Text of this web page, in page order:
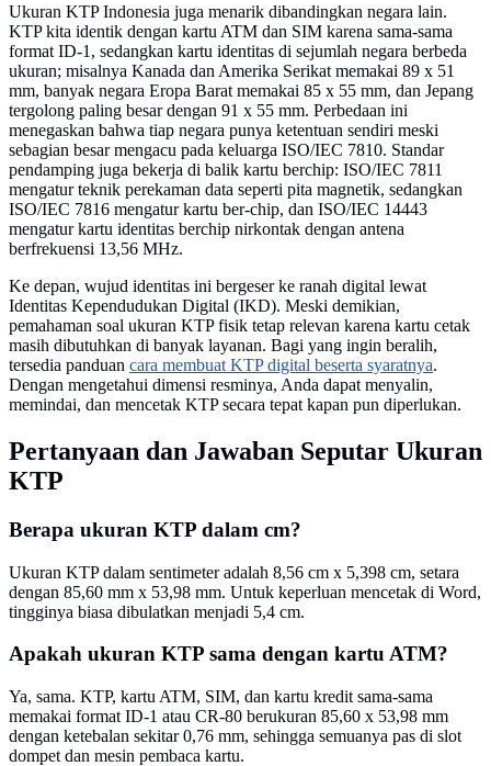
Ukuran KTP Indonesia juga menarik dibandingkan negara lain.
KTP kita identik dengan kartu ATM dan SIM karena sama-sama
format ID-1, sedangkan kartu identitas di sejumlah negara berbeda
ukuran; misalnya Kanada dan Amerika Serikat memakai 89 x 51
mm, banyak negara Eropa Barat memakai 85 x 55 mm, dan Jepang
tergolong paling besar dengan 91 x 55 mm. Perbedaan ini
menegaskan bahwa tiap negara punya ketentuan sendiri meski
sebagian besar mengacu pada keluarga ISO/IEC 7810. Standar
pendamping juga bekerja di balik kartu berchip: ISO/IEC 7811
mengatur teknik perekaman data seperti pita magnetik, sedangkan
ISO/IEC 7816 mengatur kartu ber-chip, dan ISO/IEC 14443
mengatur kartu identitas berchip nirkontak dengan antena
berfrekuensi 13,56 MHz.
Ke depan, wujud identitas ini bergeser ke ranah digital lewat
Identitas Kependudukan Digital (IKD). Meski demikian,
pemahaman soal ukuran KTP fisik tetap relevan karena kartu cetak
masih dibutuhkan di banyak layanan. Bagi yang ingin beralih,
tersedia panduan cara membuat KTP digital beserta syaratnya.
Dengan mengetahui dimensi resminya, Anda dapat menyalin,
memindai, dan mencetak KTP secara tepat kapan pun diperlukan.
Pertanyaan dan Jawaban Seputar Ukuran
KTP
Berapa ukuran KTP dalam cm?
Ukuran KTP dalam sentimeter adalah 8,56 cm x 5,398 cm, setara
dengan 85,60 mm x 53,98 mm. Untuk keperluan mencetak di Word,
tingginya biasa dibulatkan menjadi 5,4 cm.
Apakah ukuran KTP sama dengan kartu ATM?
Ya, sama. KTP, kartu ATM, SIM, dan kartu kredit sama-sama
memakai format ID-1 atau CR-80 berukuran 85,60 x 53,98 mm
dengan ketebalan sekitar 0,76 mm, sehingga semuanya pas di slot
dompet dan mesin pembaca kartu.